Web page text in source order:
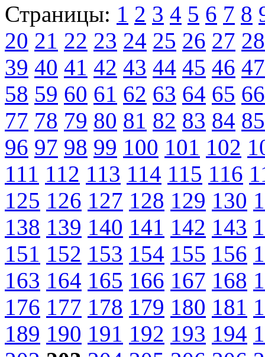
Страницы: 1 2 3 4 5 6 7 8
20 21 22 23 24 25 26 27 28
39 40 41 42 43 44 45 46 47
58 59 60 61 62 63 64 65 66
77 78 79 80 81 82 83 84 85
96 97 98 99 100 101 102
111 112 113 114 115 116
125 126 127 128 129 130
138 139 140 141 142 143
151 152 153 154 155 156
163 164 165 166 167 168
176 177 178 179 180 181
189 190 191 192 193 194